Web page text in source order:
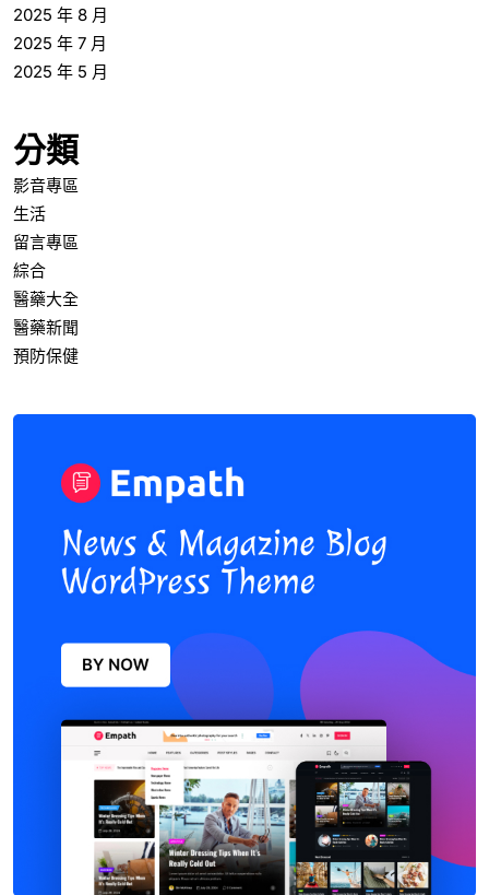
2025 年 8 月
2025 年 7 月
2025 年 5 月
分類
影音專區
生活
留言專區
綜合
醫藥大全
醫藥新聞
預防保健